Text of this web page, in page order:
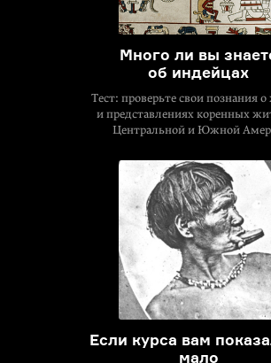
Много ли вы
об индейцах
Тест: проверьте свои познания
и представлениях коренных
Центральной и Южной
Если курса вам
мало